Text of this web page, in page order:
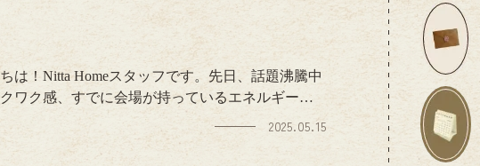
！Nitta Homeスタッフです。先日、話題沸騰中
ワク感、すでに会場が持っているエネルギー、
な時間を過ごしました☆彡未来を感じるパビリ
ずらり！中でも特に心に残ったのは、「未来の
詰め込まれた住空間は、まさに「未来に住む」
2025.05.15